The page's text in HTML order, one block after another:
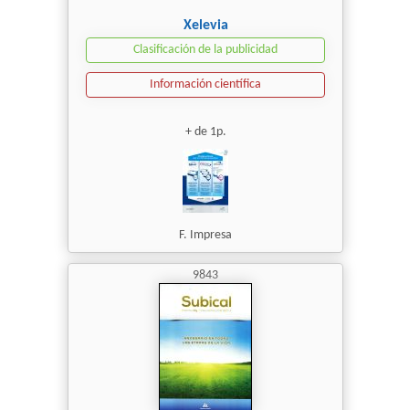
Xelevia
Clasificación de la publicidad
Información científica
+ de 1p.
F. Impresa
9843